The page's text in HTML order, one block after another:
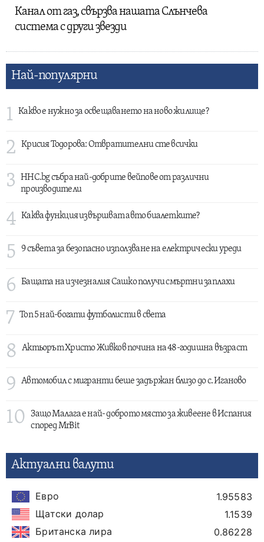
Канал от газ, свързва нашата Слънчева
система с други звезди
Най-популярни
1 Какво е нужно за освещаването на ново жилище?
2 Крисия Тодорова: Отвратителни сте всички
3
HHC.bg събра най-добрите вейпове от различни
производители
4 Каква функция извършват авто биалетките?
5 9 съвета за безопасно използване на електрически уреди
6 Бащата на изчезналия Сашко получи смъртни заплахи
7 Топ 5 най-богати футболисти в света
8 Актьорът Христо Живков почина на 48-годишна възраст
9 Автомобил с мигранти беше задържан близо до с. Иганово
10
Защо Малага е най- доброто място за живеене в Испания
според MrBit
Актуални валути
Евро
1.95583
Щатски долар
1.1539
Британска лира
0.86228